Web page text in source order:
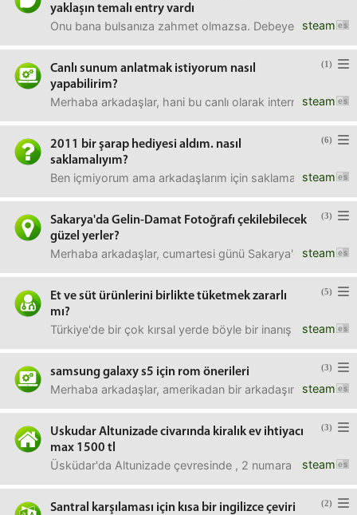
yaklaşın temalı entry vardı
steam
Onu bana bulsanıza zahmet olmazsa. Debeye de
(1)
Canlı sunum anlatmak istiyorum nasıl
yapabilirim?
steam
Merhaba arkadaşlar, hani bu canlı olarak internet
(6)
2011 bir şarap hediyesi aldım. nasıl
saklamalıyım?
steam
Ben içmiyorum ama arkadaşlarım için saklamak
(3)
Sakarya'da Gelin-Damat Fotoğrafı çekilebilecek
güzel yerler?
steam
Merhaba arkadaşlar, cumartesi günü Sakarya'da Gelin-
(5)
Et ve süt ürünlerini birlikte tüketmek zararlı
mı?
steam
Türkiye'de bir çok kırsal yerde böyle bir inanış var,
(3)
samsung galaxy s5 için rom önerileri
steam
Merhaba arkadaşlar, amerikadan bir arkadaşım galaxy
(3)
Uskudar Altunizade civarında kiralık ev ihtiyacı
max 1500 tl
steam
Üsküdar'da Altunizade çevresinde , 2 numara
(2)
Santral karşılaması için kısa bir ingilizce çeviri